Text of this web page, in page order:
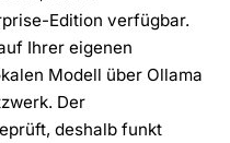
Edition verfügbar.
Ihrer eigenen
Modell über Ollama
Der
deshalb funkt